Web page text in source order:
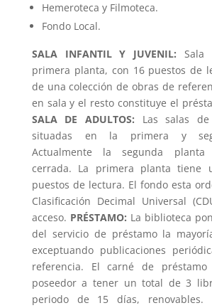
Hemeroteca y Filmoteca.
Fondo Local.
SALA INFANTIL Y JUVENIL: Sala
primera planta, con 16 puestos de
de una colección de obras de
en sala y el resto constituye el
SALA DE ADULTOS: Las salas
situadas en la primera y
Actualmente la segunda planta
cerrada. La primera planta tiene
puestos de lectura. El fondo esta
Clasificación Decimal Universal
acceso. PRÉSTAMO: La biblioteca
del servicio de préstamo la
exceptuando publicaciones
referencia. El carné de
poseedor a tener un total de 3
periodo de 15 días, renovables.